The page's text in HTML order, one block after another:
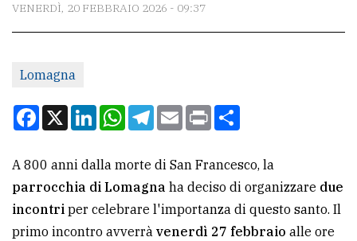
Scrivici
Per
la
pubblicità
CERCA
VENERDÌ, 20 FEBBRAIO 2026 - 09:37
Lomagna
Facebook
X LinkedInWhatsApp
Telegram
EmailPrint
A 800 anni dalla morte di San Francesco, la
parrocchia di Lomagna ha deciso di organizzare due
incontri per celebrare l'importanza di questo santo. Il
primo incontro avverrà venerdì 27 febbraio alle ore